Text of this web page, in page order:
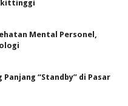
Mental Personel,
“Standby” di Pasar